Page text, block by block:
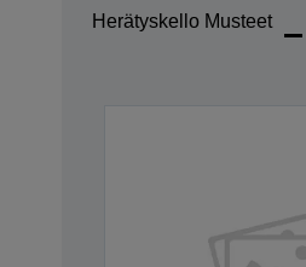
Herätyskello Musteet